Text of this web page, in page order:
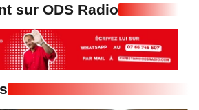
sur ODS Radio